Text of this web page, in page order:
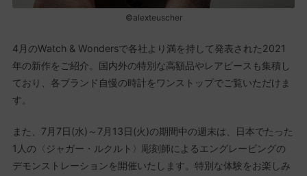
©alexteuscher
4月のWatch & Wondersで各社より満を持して発表された2021
年の新作をご紹介。国内外の特別な高額品やレアピースも集積し
ており、各ブランド自慢の時計をワンストップでご覧いただけま
す。
また、7月7日(水)～7月13日(火)の期間中の週末は、日本でたった
1人の〈ジャガー・ルクルト〉彫刻師によるエングレービングの
デモンストレーションを開催いたします。特別な体験をお楽しみ